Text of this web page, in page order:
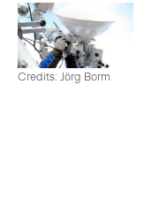
Credits: Jörg Borm